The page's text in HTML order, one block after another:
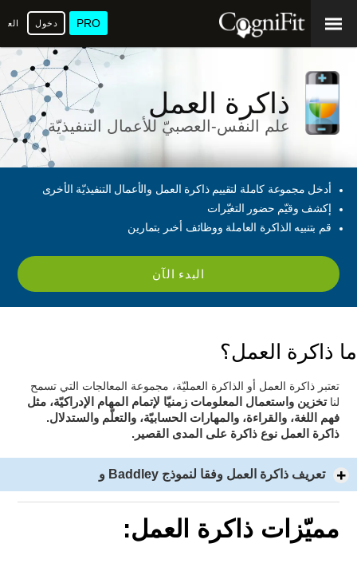
PRO دخول
ذاكرة العمل
علم النفس-العصبيّ للأعمال التنفيذيّة
أدخل مجموعة كاملة لتقييم ذاكرة العمل والأعمال التنفيذيّة الأخرى
إكشف وقيّم حضور التغيّرات
قم بتنبيه الذاكرة العاملة ووظائف أخىر بتمارين
البدء الآن
ما ذاكرة العمل؟
تعتبر ذاكرة العمل أو الذاكرة العمليّة، مجموعة المعالجات التي تسمح
لناتخزين واستعمال المعلومات زمنيّا لإتمام المهام الإدراكيّة، مثل
فهم اللغة، والقراءة، والمهارات الحسابيّة، والتعلّم والستدلال.
ذاكرة العمل نوع ذاكرة على المدى القصير.
تعريف ذاكرة العمل وفقا لنموذج Baddley و
مميّزات ذاكرة العمل: